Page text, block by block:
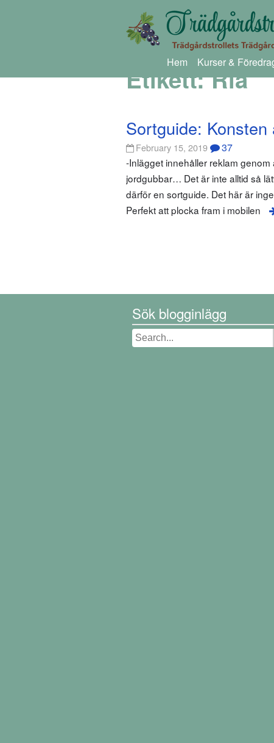
Hem Kurser &
Etikett:Ria
Sortguide:
February 15, 2019 37
-Inlägget innehåller reklam
jordgubbar… Det är inte alltid så
därför en sortguide. Det här är
Perfekt att plocka fram i mobilen
Sök blogginlägg